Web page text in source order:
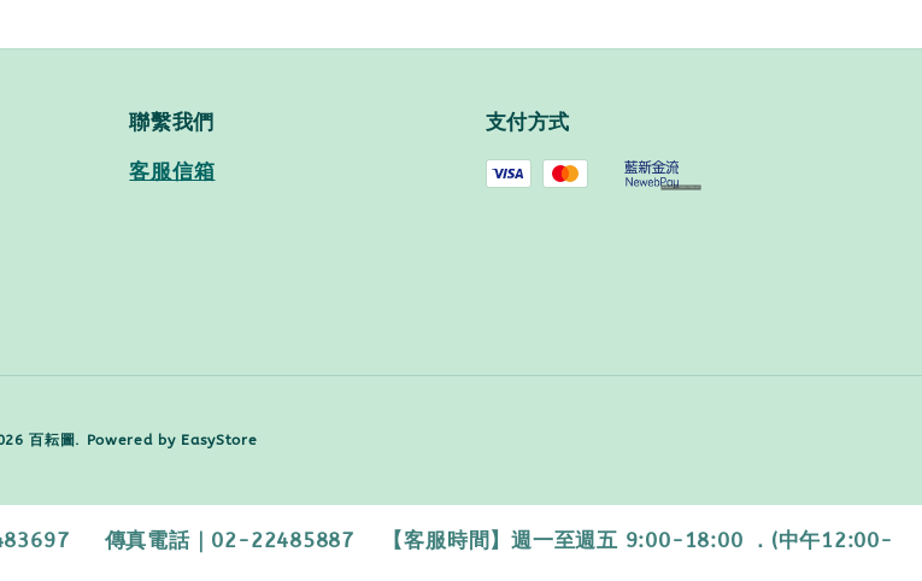
聯繫我們
客服信箱
支付方式
百耘圖. Powered by EasyStore
傳真電話｜02-22485887 【客服時間】週一至週五 9:00-18:00 ．(中午12:00-